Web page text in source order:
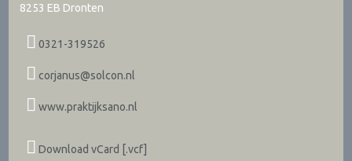
8253 EB Dronten
0321-319526
corjanus@solcon.nl
www.praktijksano.nl
Download vCard [.vcf]